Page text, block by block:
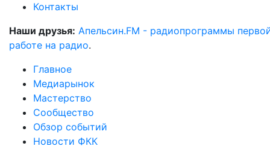
Контакты
Наши друзья: Апельсин.FM - радиопрограммы
работе на радио.
Главное
Медиарынок
Мастерство
Сообщество
Обзор событий
Новости ФКК